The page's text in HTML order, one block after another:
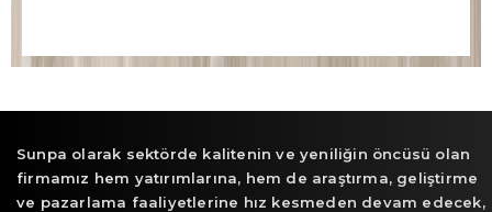
Sunpa olarak sektörde kalitenin ve yeniliğin öncüsü olan
firmamız hem yatırımlarına, hem de araştırma, geliştirme
ve pazarlama faaliyetlerine hız kesmeden devam edecek,